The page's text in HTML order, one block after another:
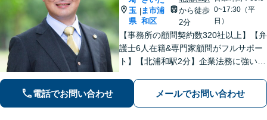
玉
県
|ま市浦
和区
から徒歩
2分
0~17:30（平
日）
【事務所の顧問契約数320社以上】【弁
護士6人在籍&専門家顧問がフルサポー
ト】【北浦和駅2分】企業法務に強い弁
動産などに対応します。中小企業さ
ま、個人事業主さまからのご相談に注
電話でお問い合わせ メールでお問い合わせ